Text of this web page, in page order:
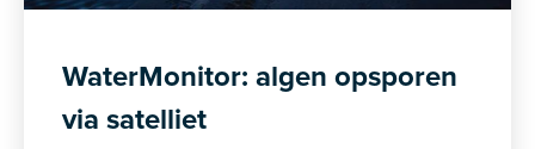
WaterMonitor: algen opsporen
via satelliet